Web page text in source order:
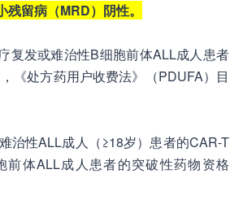
留病（MRD）阴性。
复发或难治性B细胞前体ALL成人患者
《处方药用户收费法》（PDUFA）目
治性ALL成人（≥18岁）患者的CAR-T
前体ALL成人患者的突破性药物资格